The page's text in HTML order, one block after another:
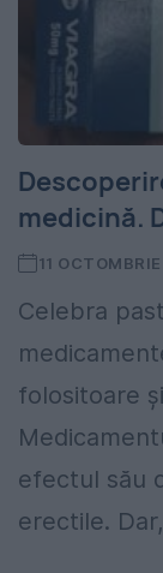
medicină.
11
Celebra
folositoare
efectul său
erectile.